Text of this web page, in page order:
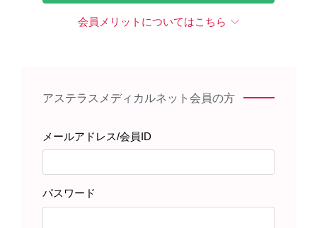
整してください
関連する製品情報
イベニティの電子化された添付文書はこちら
会員メリットについてはこちら
アステラスメディカルネット会員の方
メールアドレス/会員ID
パスワード